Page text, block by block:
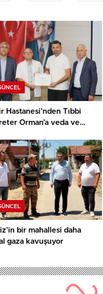
Hastanesi’nden Tıbbi
Orman’a veda ve
bir mahallesi daha
gaza kavuşuyor